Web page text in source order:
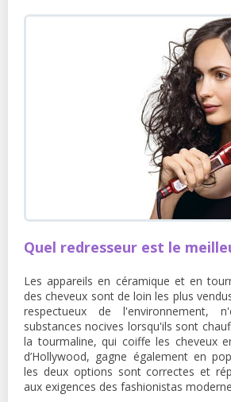
Quel redresseur est le
Les appareils en céramique et en
des cheveux sont de loin les plus
respectueux de l'environnement,
substances nocives lorsqu'ils sont
la tourmaline, qui coiffe les cheveux
d’Hollywood, gagne également en
les deux options sont correctes et
aux exigences des fashionistas